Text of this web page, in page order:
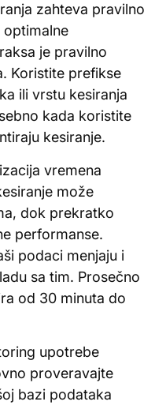
zahteva pravilno
optimalne
je pravilno
Koristite prefikse
ili vrstu kesiranja
kada koristite
kesiranje.
vremena
može
dok prekratko
performanse.
podaci menjaju i
sa tim. Prosečno
od 30 minuta do
upotrebe
proveravajte
bazi podataka